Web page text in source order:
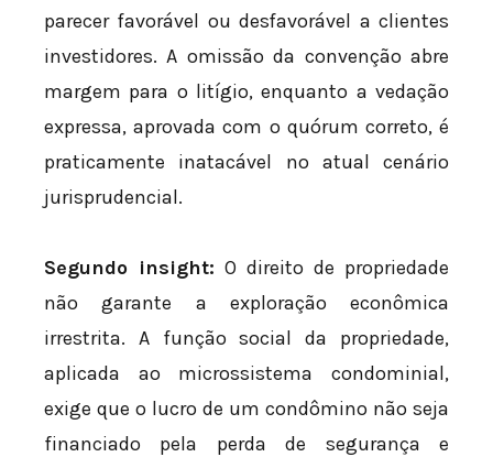
parecer favorável ou desfavorável a clientes
investidores. A omissão da convenção abre
margem para o litígio, enquanto a vedação
expressa, aprovada com o quórum correto, é
praticamente inatacável no atual cenário
jurisprudencial.
Segundo insight: O direito de propriedade
não garante a exploração econômica
irrestrita. A função social da propriedade,
aplicada ao microssistema condominial,
exige que o lucro de um condômino não seja
financiado pela perda de segurança e